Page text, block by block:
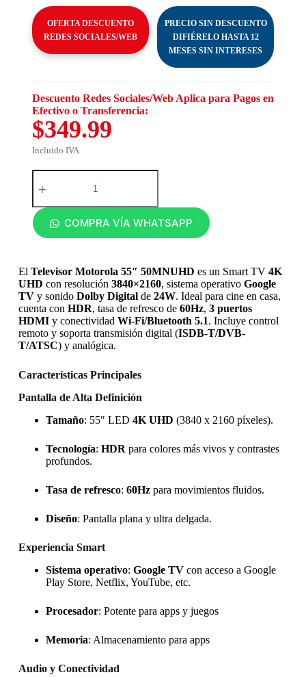
OFERTA DESCUENTO
REDES SOCIALES/WEB
PRECIO SIN DESCUENTO
DIFIÉRELO HASTA 12
MESES SIN INTERESES
Descuento Redes Sociales/Web Aplica para Pagos en
Efectivo o Transferencia:
$349.99
Incluido IVA
COMPRA VÍA WHATSAPP
El Televisor Motorola 55″ 50MNUHD es un Smart TV 4K
UHD con resolución 3840×2160, sistema operativo Google
TVy sonido Dolby Digitalde 24W. Ideal para cine en casa,
cuenta con HDR, tasa de refresco de 60Hz, 3 puertos
HDMIy conectividad Wi-Fi/Bluetooth 5.1. Incluye control
remoto y soporta transmisión digital (ISDB-T/DVB-
T/ATSC) y analógica.
Características Principales
Pantalla de Alta Definición
Tamaño: 55″ LED 4K UHD (3840 x 2160 píxeles).
Tecnología: HDR para colores más vivos y contrastes
profundos.
Tasa de refresco: 60Hzpara movimientos fluidos.
Diseño: Pantalla plana y ultra delgada.
Experiencia Smart
Sistema operativo: Google TVcon acceso a Google
Play Store, Netflix, YouTube, etc.
Procesador: Potente para apps y juegos
Memoria: Almacenamiento para apps
Audio y Conectividad